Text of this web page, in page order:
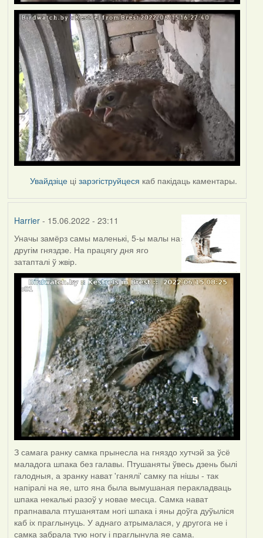
Увайдзіце цізарэгіструйцеся каб пакідаць каментары.
Harrier- 15.06.2022 - 23:11
Уначы замёрз самы маленькі, 5-ы малы на
другім гняздзе. На працягу дня яго
затапталі ў жвір.
З самага ранку самка прынесла на гняздо хутчэй за ўсё
маладога шпака без галавы. Птушаняты ўвесь дзень былі
галодныя, а зранку нават 'ганялі' самку па нішы - так
напіралі на яе, што яна была вымушаная перакладваць
шпака некалькі разоў у новае месца. Самка нават
прапнавала птушанятам ногі шпака і яны доўга дуўыліся
каб іх праглынуць. У аднаго атрымалася, у другога не і
самка забрала тую ногу і праглынула яе сама.